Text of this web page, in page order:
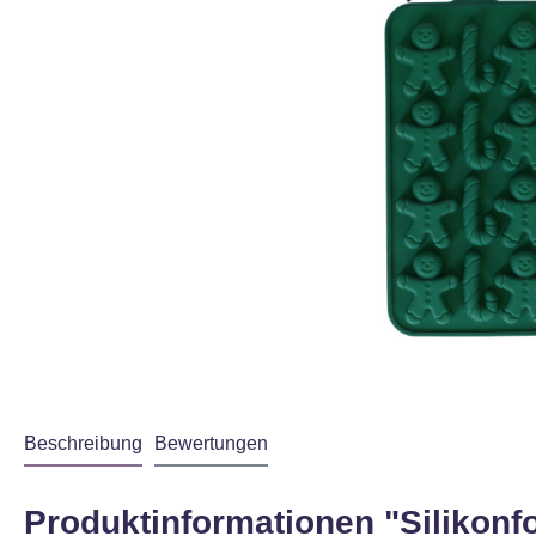
Beschreibung Bewertungen
Produktinformationen